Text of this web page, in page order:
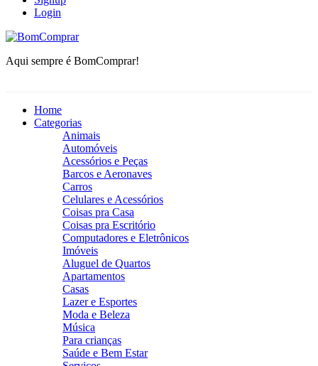
Login
BomComprar
Aqui sempre é BomComprar!
Home
Categorias
Animais
Automóveis
Acessórios e Peças
Barcos e Aeronaves
Carros
Celulares e Acessórios
Coisas pra Casa
Coisas pra Escritório
Computadores e Eletrônicos
Imóveis
Aluguel de Quartos
Apartamentos
Casas
Lazer e Esportes
Moda e Beleza
Música
Para crianças
Saúde e Bem Estar